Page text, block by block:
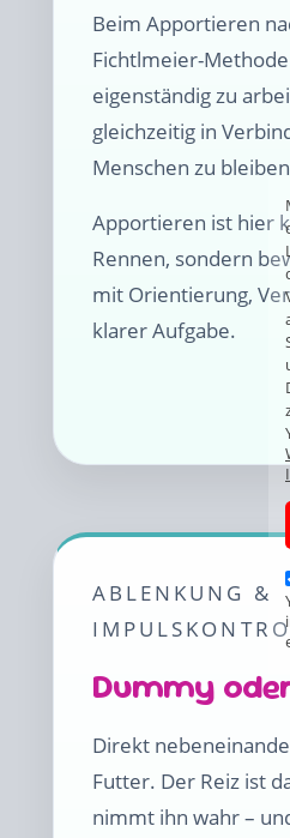
Beim Apportieren
Fichtlmeier-
eigenständig zu
gleichzeitig in
Menschen zu
Apportieren ist hier
Rennen, sondern
mit Orientierung,
klarer Aufgabe.
ABLENKUNG &
Dummy
Direkt
Futter. Der Reiz ist
nimmt ihn wahr –